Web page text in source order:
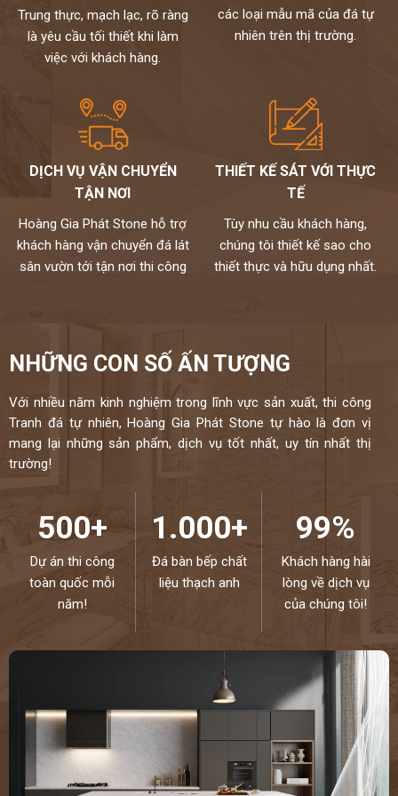
Chúng tôi không bán lẻ đá tấm chỉ nhận gia công chế tác và lắp đặt
theo yêu cầu cho khách hàng nên không phải qua trung gian giá
đến tay người tiêu dùng
Đặc biệt sản phẩm được bảo hành đến 15 năm chống ố,chống
ngấm..quý khách sẽ được bảo dưỡng định kỳ 6 tháng một lần và khi
vòng 24h,tất cả thành phẩm của chúng tôi sẽ được lưu bảo hành
trên máy tính,chúng tôi sẽ luôn đồng hành cùng khách hàng.
Đá cao cấp Hoàng Gia Phát tự hào là đơn vị
thi công đá bàn bếp số 1 tại Hà Nội
NỀM TIN CỦA KHÁCH LÀ HẠNH PHÚC CỦA CHÚNG TÔI - HÂN
Trung thực, mạch lạc, rõ ràng
là yêu cầu tối thiết khi làm
việc với khách hàng.
các loại mẫu mã của đá tự
nhiên trên thị trường.
DỊCH VỤ VẬN CHUYỂN
TẬN NƠI
Hoàng Gia Phát Stone hỗ trợ
khách hàng vận chuyển đá lát
sân vườn tới tận nơi thi công
THIẾT KẾ SÁT VỚI THỰC
TẾ
Tùy nhu cầu khách hàng,
chúng tôi thiết kế sao cho
thiết thực và hữu dụng nhất.
NHỮNG CON SỐ ẤN TƯỢNG
Với nhiều năm kinh nghiệm trong lĩnh vực sản xuất, thi công
Tranh đá tự nhiên, Hoàng Gia Phát Stone tự hào là đơn vị
mang lại những sản phẩm, dịch vụ tốt nhất, uy tín nhất thị
trường!
500+
Dự án thi công
toàn quốc mỗi
năm!
1.000+
Đá bàn bếp chất
liệu thạch anh
99%
Khách hàng hài
lòng về dịch vụ
của chúng tôi!